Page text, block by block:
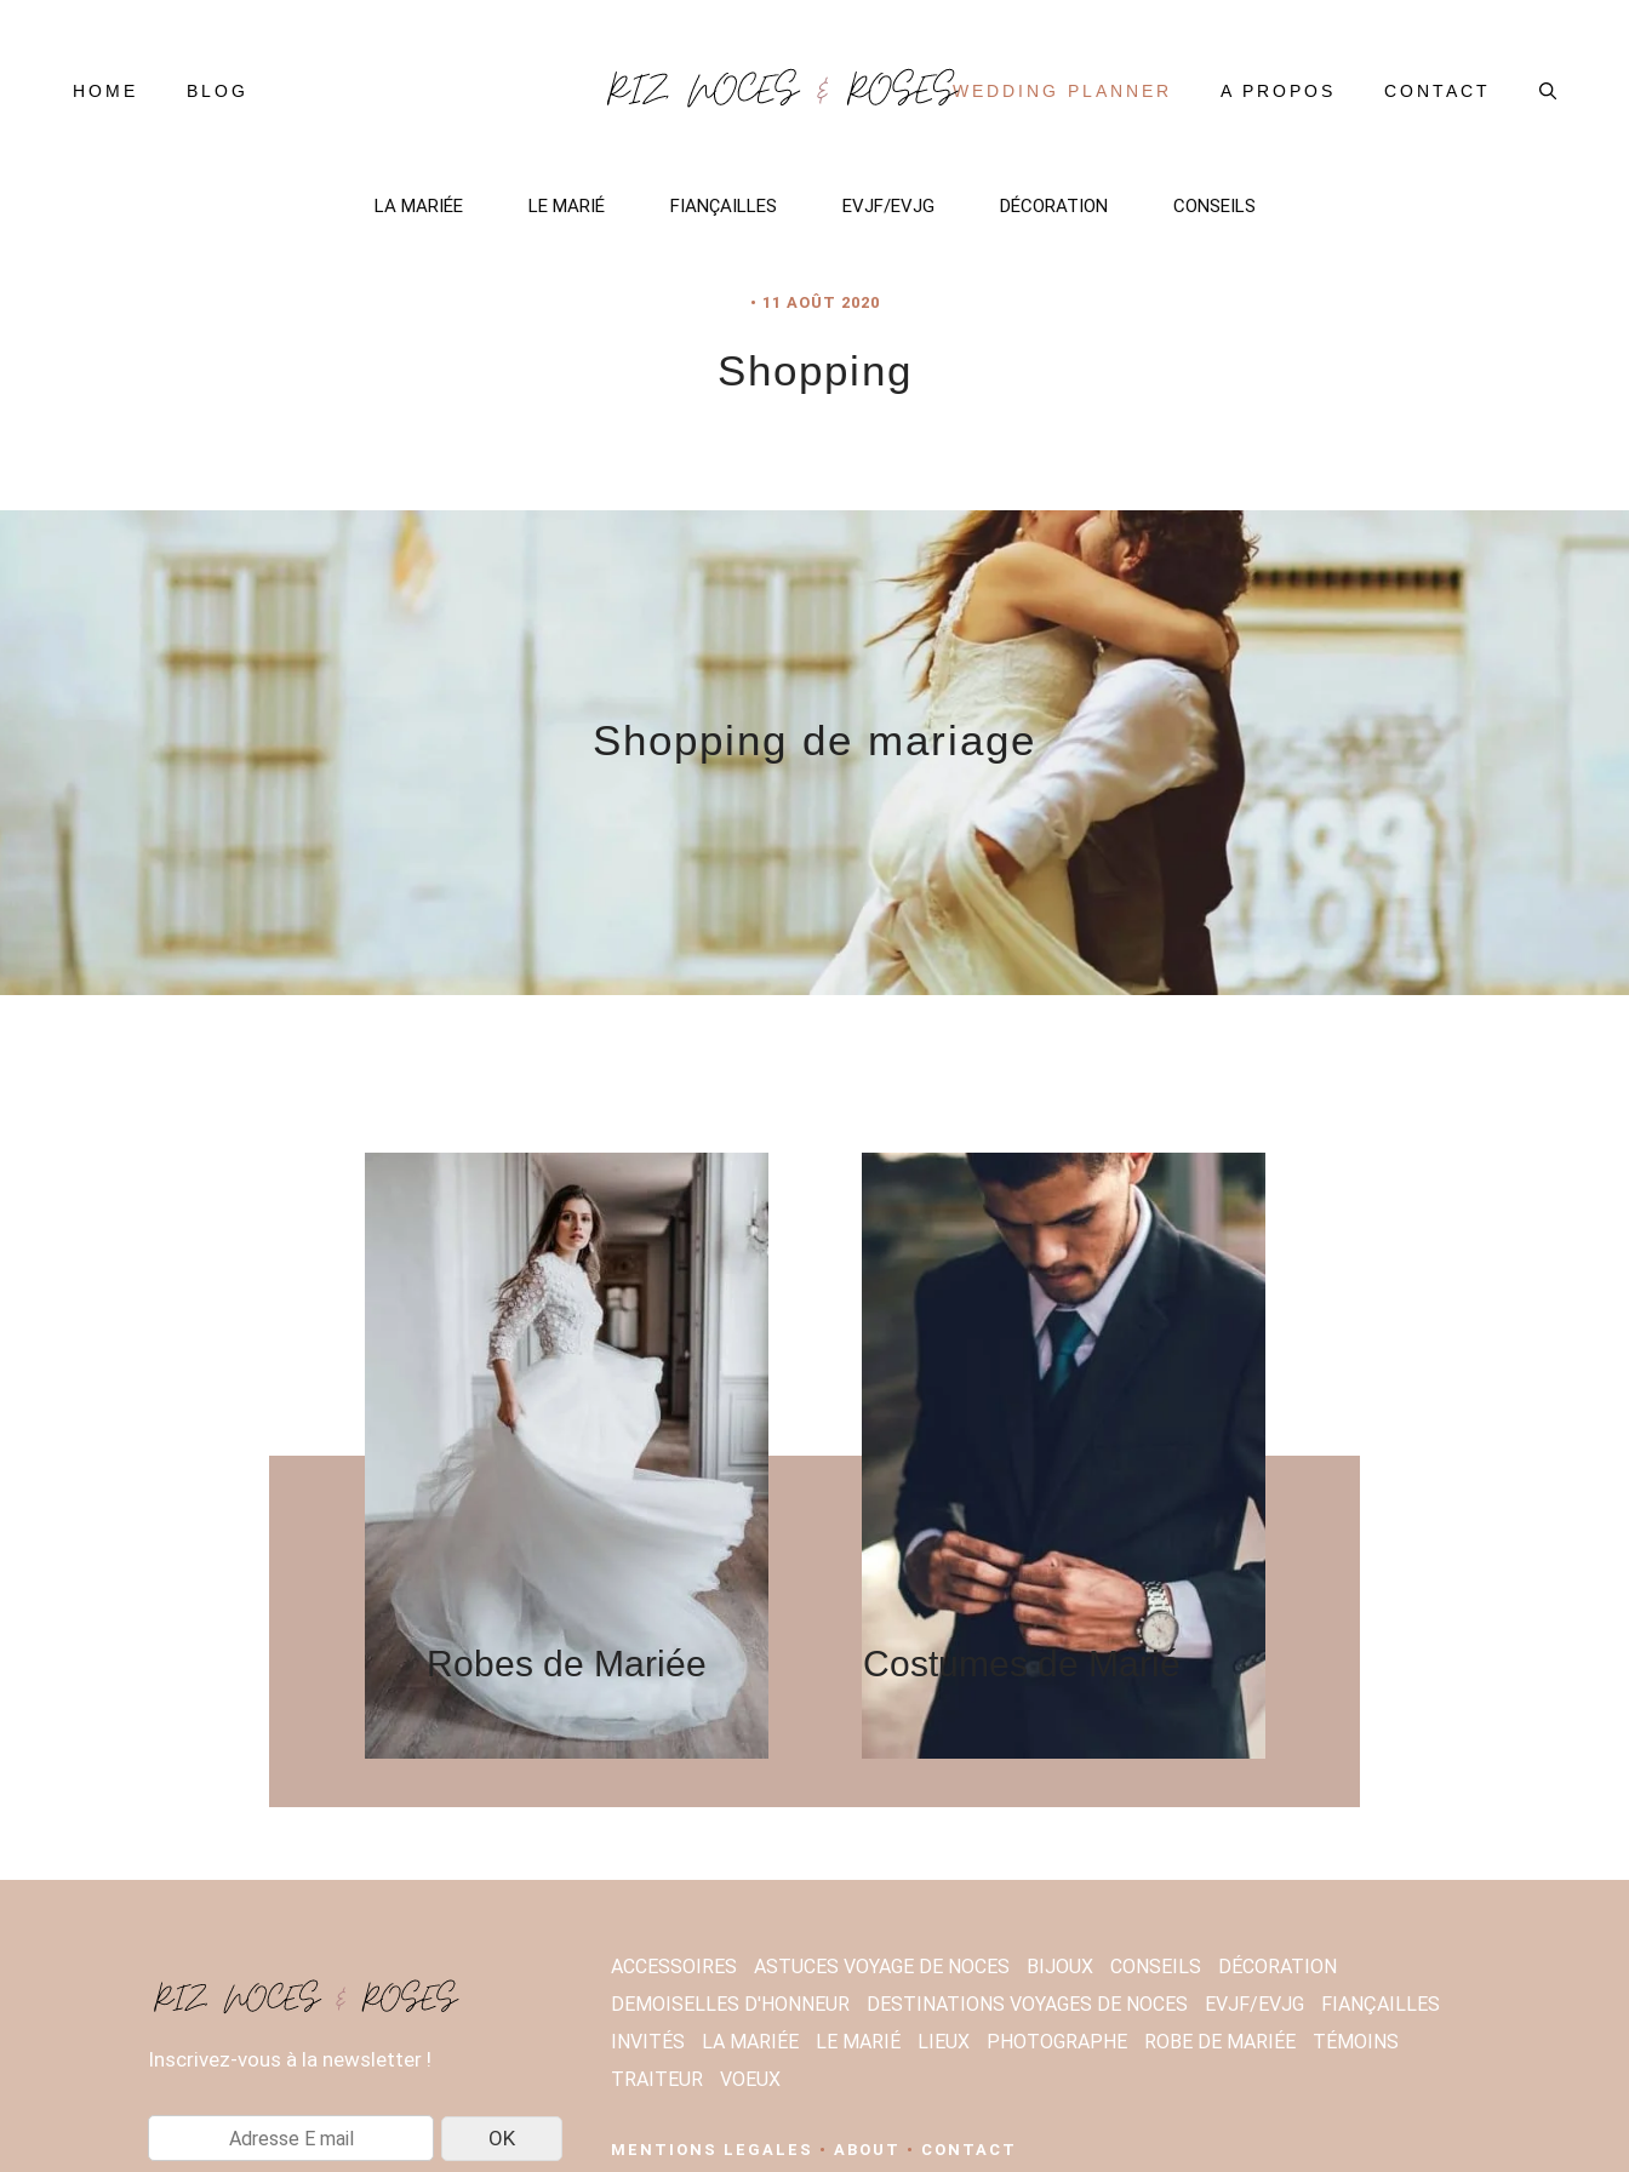
HOME BLOG WEDDING PLANNER A PROPOS CONTACT
LA MARIÉE LE MARIÉ FIANÇAILLES EVJF/EVJG DÉCORATION CONSEILS
• 11 AOÛT 2020
Shopping
Shopping de mariage
Robes de Mariée Costumes de Marié
Inscrivez-vous à la newsletter !
E
OK
ACCESSOIRES ASTUCES VOYAGE DE NOCES BIJOUX CONSEILS
DÉCORATION
DEMOISELLES D'HONNEUR
DESTINATIONS VOYAGES DE NOCES EVJF/EVJG
FIANÇAILLES
INVITÉS
LA MARIÉE LE MARIÉ LIEUX PHOTOGRAPHE ROBE DE MARIÉE
TÉMOINS
TRAITEUR
VOEUX
MENTIONS LEGALES • ABOUT • CONTACT